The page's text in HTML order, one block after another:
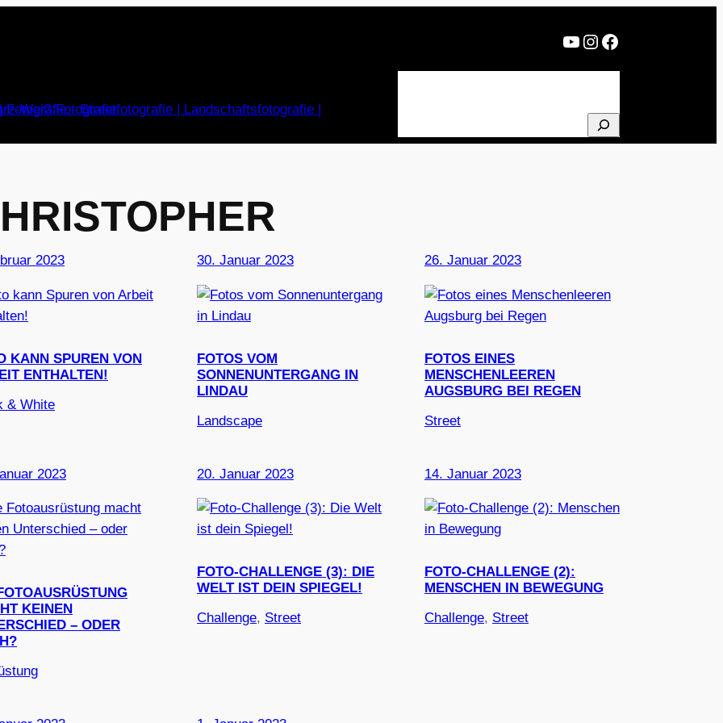
YouTube
Instagram
Facebook
SUCHEN
2023
KANN SPUREN VON
ENTHALTEN!
& White
30. Januar 2023
FOTOS VOM
SONNENUNTERGANG IN
LINDAU
Landscape
26. Januar 2023
FOTOS EINES
MENSCHENLEEREN
AUGSBURG BEI REGEN
Street
2023
KEINEN
– ODER
20. Januar 2023
FOTO-CHALLENGE (3): DIE
WELT IST DEIN SPIEGEL!
Challenge, Street
14. Januar 2023
FOTO-CHALLENGE (2):
MENSCHEN IN BEWEGUNG
Challenge, Street